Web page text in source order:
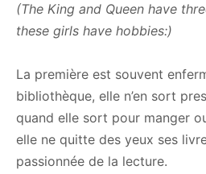
(The King and Queen have
these girls have hobbies:)
La première est souvent
bibliothèque, elle n’en sort
quand elle sort pour manger
elle ne quitte des yeux ses
passionnée de la lecture.